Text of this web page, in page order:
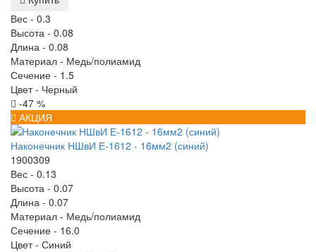
Вес - 0.3
Высота - 0.08
Длина - 0.08
Материал - Медь/полиамид
Сечение - 1.5
Цвет - Черный
-47 %
АКЦИЯ
Наконечник НШвИ Е-1612 - 16мм2 (синий)
1900309
Вес - 0.13
Высота - 0.07
Длина - 0.07
Материал - Медь/полиамид
Сечение - 16.0
Цвет - Синий